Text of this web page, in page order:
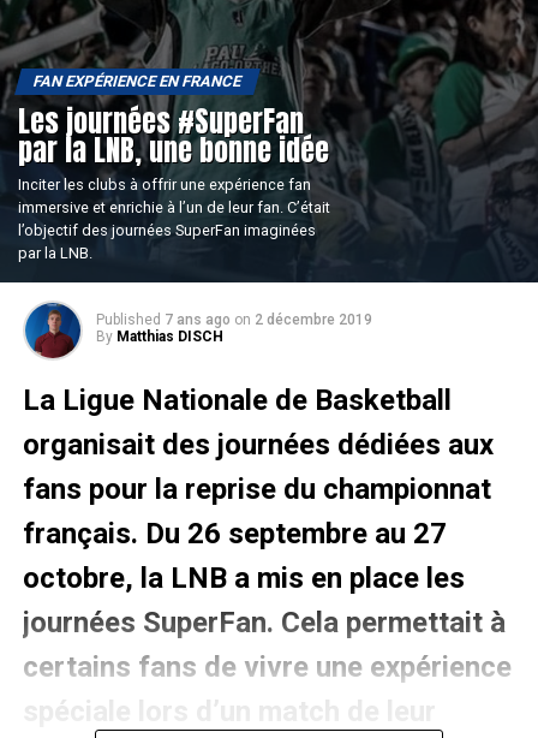
FAN EXPÉRIENCE EN FRANCE
Les journées #SuperFan
par la LNB, une bonne idée
Inciter les clubs à offrir une expérience fan
immersive et enrichie à l’un de leur fan. C’était
l’objectif des journées SuperFan imaginées
par la LNB.
Published 7 ans ago on 2 décembre 2019
By Matthias DISCH
La Ligue Nationale de Basketball
organisait des journées dédiées aux
fans pour la reprise du championnat
français. Du 26 septembre au 27
octobre, la LNB a mis en place les
journées SuperFan. Cela permettait à
certains fans de vivre une expérience